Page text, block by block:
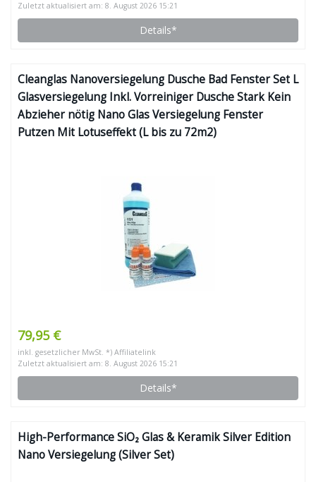
Zuletzt aktualisiert am: 8. August 2026 15:21
Details*
Cleanglas Nanoversiegelung Dusche Bad Fenster Set L
Glasversiegelung Inkl. Vorreiniger Dusche Stark Kein
Abzieher nötig Nano Glas Versiegelung Fenster
Putzen Mit Lotuseffekt (L bis zu 72m2)
79,95 €
inkl. gesetzlicher MwSt. *) Affiliatelink
Zuletzt aktualisiert am: 8. August 2026 15:21
Details*
High-Performance SiO₂ Glas & Keramik Silver Edition
Nano Versiegelung (Silver Set)